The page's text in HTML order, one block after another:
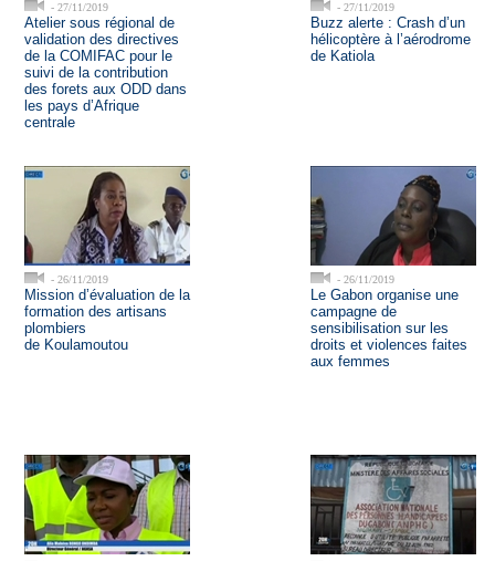
- 27/11/2019
Atelier sous régional de
validation des directives
de la COMIFAC pour le
suivi de la contribution
des forets aux ODD dans
les pays d’Afrique
centrale
- 27/11/2019
Buzz alerte : Crash d’un
hélicoptère à l’aérodrome
de Katiola
- 26/11/2019
Mission d’évaluation de la
formation des artisans
plombiers
de Koulamoutou
- 26/11/2019
Le Gabon organise une
campagne de
sensibilisation sur les
droits et violences faites
aux femmes